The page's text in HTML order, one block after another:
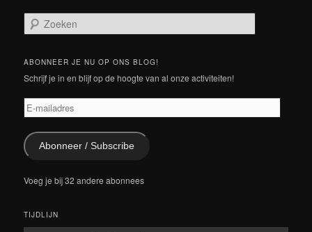
o
k
n
ABONNEER JE NU OP ONS BLOG!
Schrijf je in en blijf op de hoogte van al onze activiteiten!
E-
mailadres
Abonneer / Subscribe
Voeg je bij 32 andere abonnees
TIJDLIJN